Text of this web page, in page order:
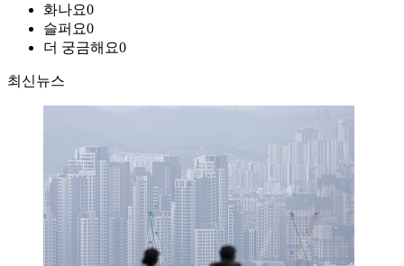
화나요0
슬퍼요0
더 궁금해요0
최신뉴스